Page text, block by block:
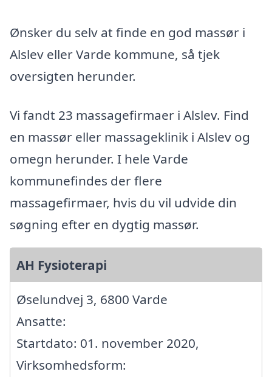
Ønsker du selv at finde en god massør i
Alslev eller Varde kommune, så tjek
oversigten herunder.
Vi fandt 23 massagefirmaer i Alslev. Find
en massør eller massageklinik i Alslev og
omegn herunder. I hele Varde
kommunefindes der flere
massagefirmaer, hvis du vil udvide din
søgning efter en dygtig massør.
AH Fysioterapi
Øselundvej 3, 6800 Varde
Ansatte:
Startdato: 01. november 2020,
Virksomhedsform: